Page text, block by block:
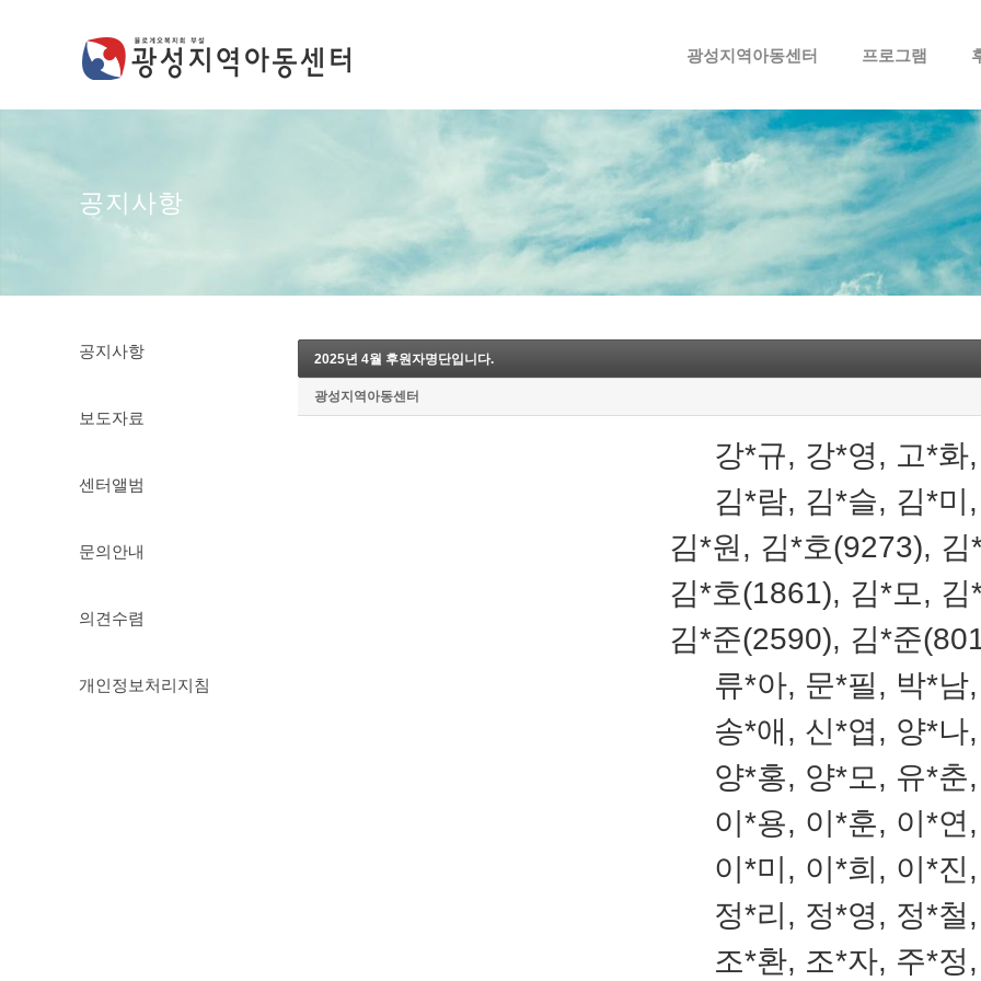
광성지역아동센터 프로그램
공지사항
공지사항
보도자료
센터앨범
문의안내
의견수렴
개인정보처리지침
2025년 4월 후원자명단입니다.
광성지역아동센터
강*규, 강*영, 고*화,
김*람, 김*슬, 김*미,
김*원, 김*호(9273), 김
김*호(1861), 김*모, 김
김*준(2590), 김*준
류*아, 문*필, 박*남,
송*애, 신*엽, 양*나,
양*홍, 양*모, 유*춘,
이*용, 이*훈, 이*연,
이*미, 이*희, 이*진,
정*리, 정*영, 정*철,
조*환, 조*자, 주*정,